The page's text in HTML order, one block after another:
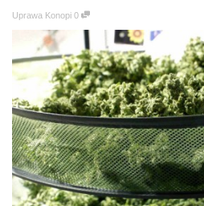
Uprawa Konopi 0